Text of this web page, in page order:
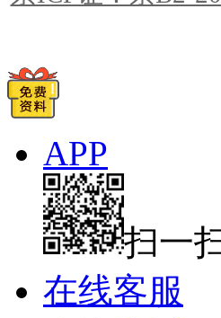
APP
扫一
在线客服